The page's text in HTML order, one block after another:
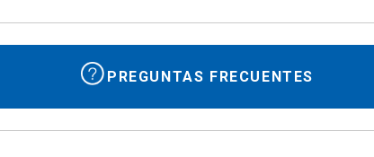
PREGUNTAS FRECUENTES